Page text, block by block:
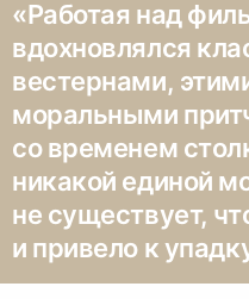
«Работая над
вдохновлялся
вестернами,
моральными
со временем
никакой единой
не существует,
и привело к